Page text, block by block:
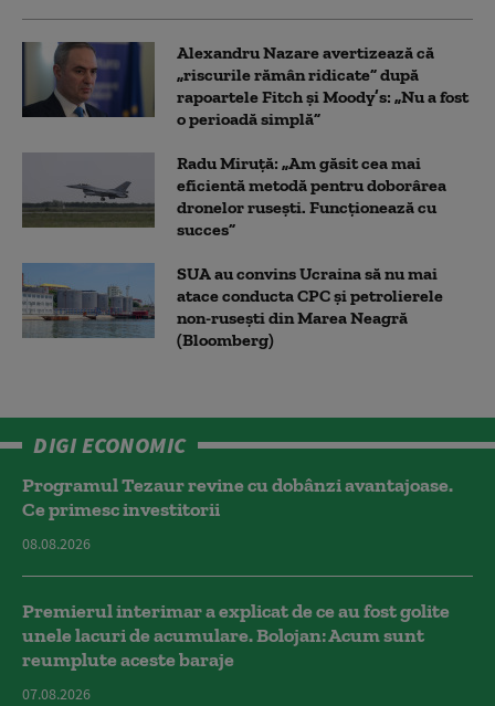
Alexandru Nazare avertizează că
„riscurile rămân ridicate” după
rapoartele Fitch și Moody’s: „Nu a fost
o perioadă simplă”
Radu Miruță: „Am găsit cea mai
eficientă metodă pentru doborârea
dronelor rusești. Funcționează cu
succes”
SUA au convins Ucraina să nu mai
atace conducta CPC şi petrolierele
non-ruseşti din Marea Neagră
(Bloomberg)
DIGI ECONOMIC
Programul Tezaur revine cu dobânzi avantajoase.
Ce primesc investitorii
08.08.2026
Premierul interimar a explicat de ce au fost golite
unele lacuri de acumulare. Bolojan: Acum sunt
reumplute aceste baraje
07.08.2026